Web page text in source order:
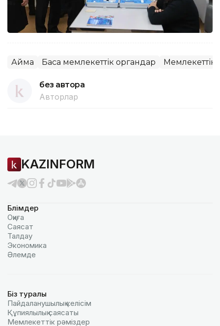
Аймақ Басқа мемлекеттік органдар Мемлекеттік
без автора
Авторлар
KAZINFORM
Бөлімдер
Оқиға
Саясат
Талдау
Экономика
Әлемде
Біз туралы
Пайдаланушылық келiciм
Құпиялылық саясаты
Мемлекеттік рәміздер